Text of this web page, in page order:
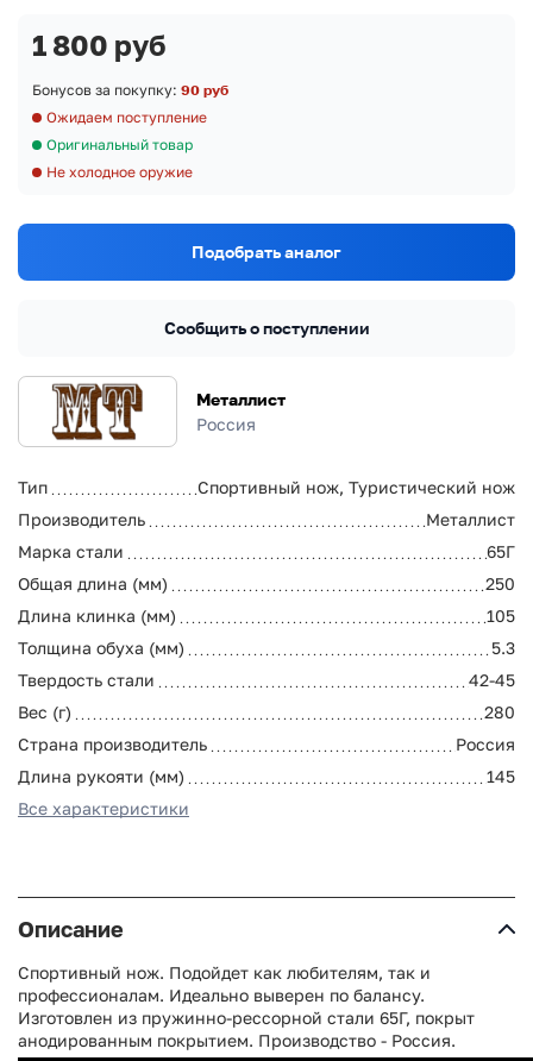
Металлист
Россия
Тип
Спортивный нож, Туристический нож
Производитель
Металлист
Марка стали
65Г
Общая длина (мм)
250
Длина клинка (мм)
105
Толщина обуха (мм)
5.3
Твердость стали
42-45
Вес (г)
280
Страна производитель
Россия
Длина рукояти (мм)
145
Все характеристики
1 800 руб
Бонусов за покупку: 90 руб
Ожидаем поступление
Оригинальный товар
Не холодное оружие
Подобрать аналог
Сообщить о поступлении
Описание
Спортивный нож. Подойдет как любителям, так и
профессионалам. Идеально выверен по балансу.
Изготовлен из пружинно-рессорной стали 65Г, покрыт
анодированным покрытием. Производство - Россия.